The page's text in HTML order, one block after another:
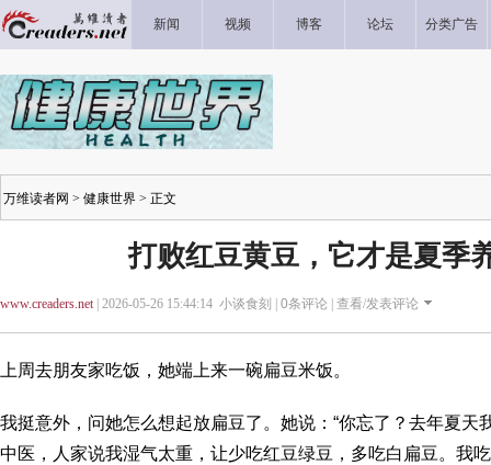
新闻 视频 博客 论坛 分类广告
万维读者网 > 健康世界 > 正文
打败红豆黄豆，它才是夏季
www.creaders.net| 2026-05-26 15:44:14 小谈食刻 | 0条评论 | 查看/发表评论
上周去朋友家吃饭，她端上来一碗扁豆米饭。
我挺意外，问她怎么想起放扁豆了。她说：“你忘了？去年夏天
中医，人家说我湿气太重，让少吃红豆绿豆，多吃白扁豆。我